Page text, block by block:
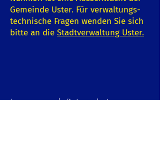
Gemeinde Uster. Für verwaltungs-
technische Fragen wenden Sie sich
bitte an die Stadtverwaltung Uster.
Impressum | Datenschutz